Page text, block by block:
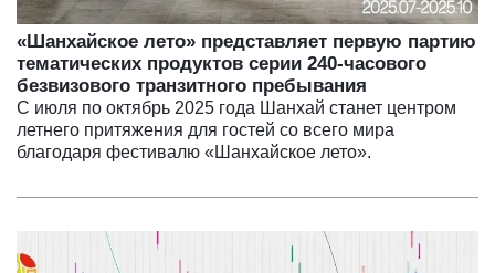
«Шанхайское лето» представляет первую партию
тематических продуктов серии 240-часового
безвизового транзитного пребывания
С июля по октябрь 2025 года Шанхай станет центром
летнего притяжения для гостей со всего мира
благодаря фестивалю «Шанхайское лето».